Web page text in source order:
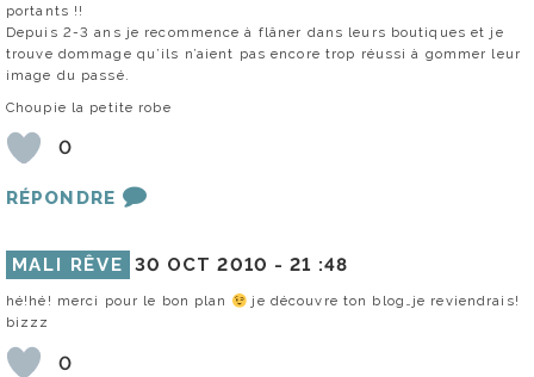
portants !!
Depuis 2-3 ans je recommence à flâner dans leurs boutiques et je
trouve dommage qu’ils n’aient pas encore trop réussi à gommer leur
image du passé.
Choupie la petite robe
0
RÉPONDRE
MALI RÊVE 30 OCT 2010 -21 :48
hé!hé! merci pour le bon plan
je découvre ton blog…je reviendrais!
bizzz
0